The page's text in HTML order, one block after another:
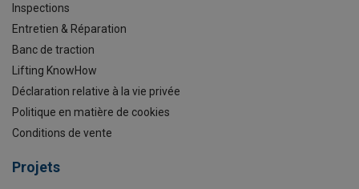
Inspections
Entretien & Réparation
Banc de traction
Lifting KnowHow
Déclaration relative à la vie privée
Politique en matière de cookies
Conditions de vente
Projets